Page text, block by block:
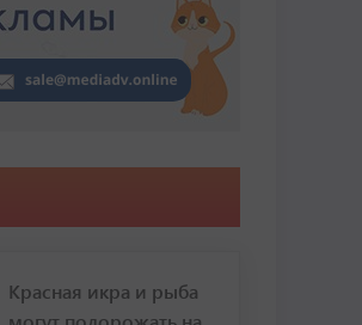
Красная икра и рыба